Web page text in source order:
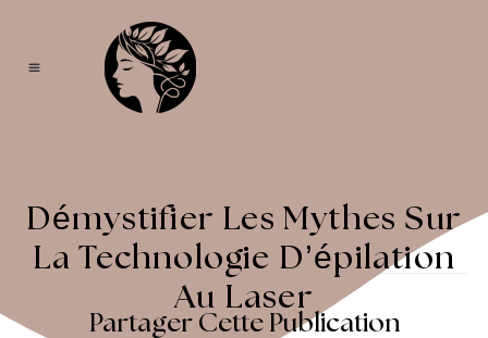
Démystifier Les Mythes Sur
La Technologie D’épilation
Au Laser
Partager Cette Publication